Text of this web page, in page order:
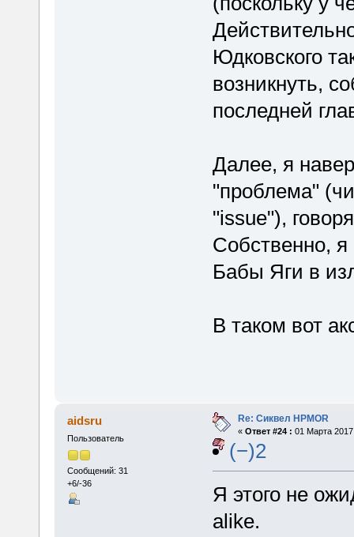
Юдковского
возникнуть,
последней
Далее, я
"проблема"
"issue"),
Собственно,
Бабы Яги в
В таком вот
aidsru
Пользователь
Сообщений: 31
+6/-36
Re: Сиквел HPMOR
« Ответ #24 : 01 Марта
(−)2
Я этого не
alike.